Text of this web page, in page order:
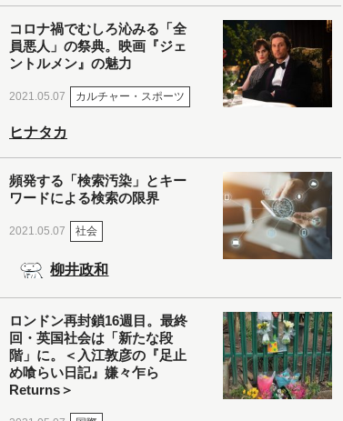
コロナ禍でむしろ沁みる「全
員悪人」の祭典。映画『ジェ
ントルメン』の魅力
2021.05.07 カルチャー・スポーツ
ヒナタカ
頻発する「検索汚染」とキー
ワードによる検索の限界
2021.05.07 社会
柳井政和
ロンドン再封鎖16週目。最終
回・英国社会は「新たな段
階」に。＜入江敦彦の『足止
め喰らい日記』嫌々乍ら
Returns＞